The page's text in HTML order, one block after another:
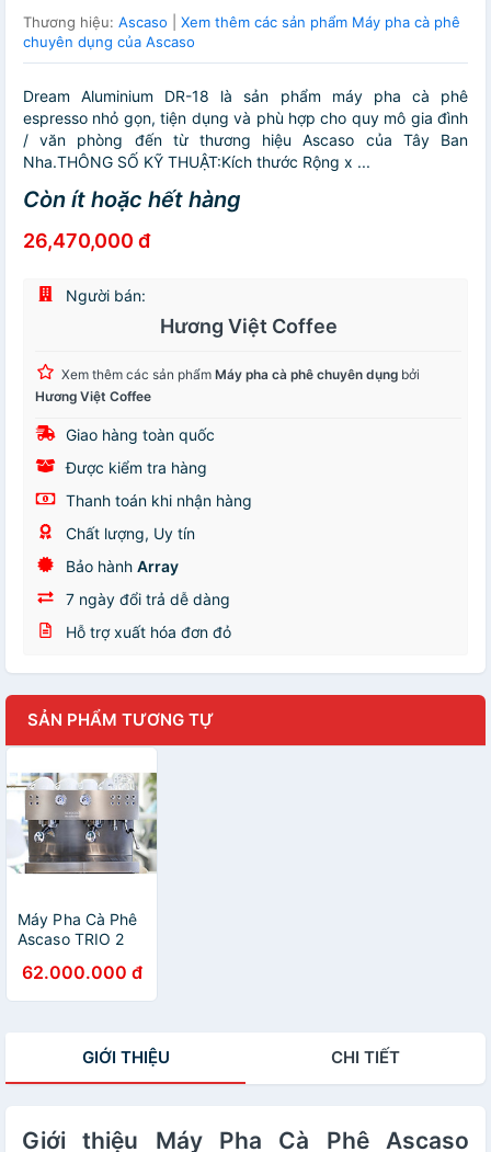
Thương hiệu: Ascaso
Xem thêm các sản phẩm Máy pha cà phê
chuyên dụng của Ascaso
Dream Aluminium DR-18 là sản phẩm máy pha cà phê
espresso nhỏ gọn, tiện dụng và phù hợp cho quy mô gia đình
/ văn phòng đến từ thương hiệu Ascaso của Tây Ban
Nha.THÔNG SỐ KỸ THUẬT:Kích thước Rộng x ...
Còn ít hoặc hết hàng
26,470,000 đ
Người bán:
Hương Việt Coffee
Xem thêm các sản phẩm Máy pha cà phê chuyên dụng bởi
Hương Việt Coffee
Giao hàng toàn quốc
Được kiểm tra hàng
Thanh toán khi nhận hàng
Chất lượng, Uy tín
Bảo hành Array
7 ngày đổi trả dễ dàng
Hỗ trợ xuất hóa đơn đỏ
SẢN PHẨM TƯƠNG TỰ
Máy Pha Cà Phê
Ascaso TRIO 2
Nhập Khẩu
62.000.000 đ
GIỚI THIỆU CHI TIẾT
Giới thiệu Máy Pha Cà Phê Ascaso